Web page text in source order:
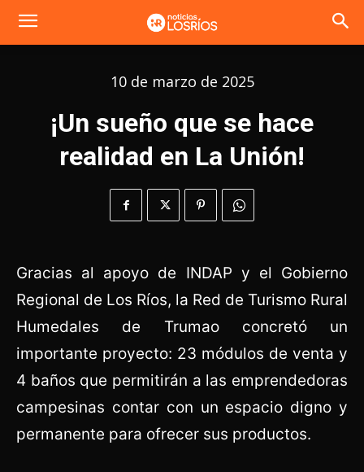
10 de marzo de 2025
¡Un sueño que se hace
realidad en La Unión!
Gracias al apoyo de INDAP y el Gobierno
Regional de Los Ríos, la Red de Turismo Rural
Humedales de Trumao concretó un
importante proyecto: 23 módulos de venta y
4 baños que permitirán a las emprendedoras
campesinas contar con un espacio digno y
permanente para ofrecer sus productos.